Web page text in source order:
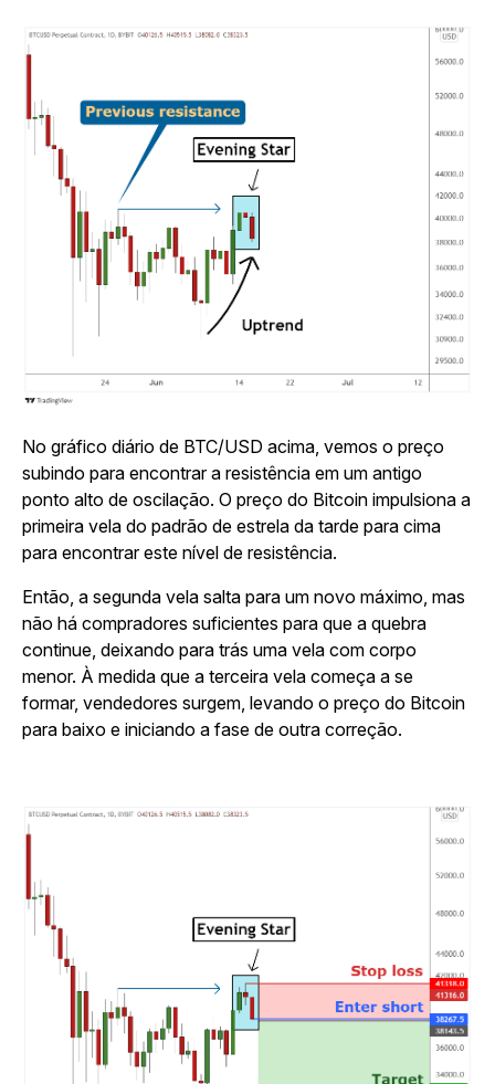
No gráfico diário de BTC/USD acima, vemos o preço
subindo para encontrar a resistência em um antigo
ponto alto de oscilação. O preço do Bitcoin impulsiona a
primeira vela do padrão de estrela da tarde para cima
para encontrar este nível de resistência.
Então, a segunda vela salta para um novo máximo, mas
não há compradores suficientes para que a quebra
continue, deixando para trás uma vela com corpo
menor. À medida que a terceira vela começa a se
formar, vendedores surgem, levando o preço do Bitcoin
para baixo e iniciando a fase de outra correção.